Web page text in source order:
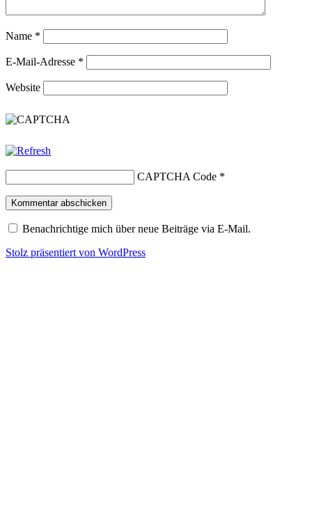
Name *
E-Mail-Adresse *
Website
CAPTCHA Code *
Benachrichtige mich über neue Beiträge via E-Mail.
Stolz präsentiert von WordPress